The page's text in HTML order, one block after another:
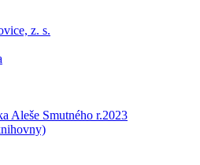
z. s.
Aleše Smutného r.2023